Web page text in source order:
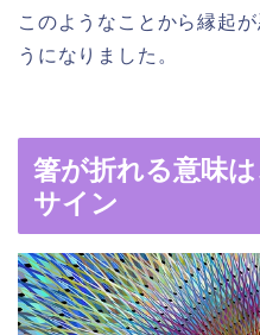
このようなことから縁起
うになりました。
箸が折れる意味
サイン